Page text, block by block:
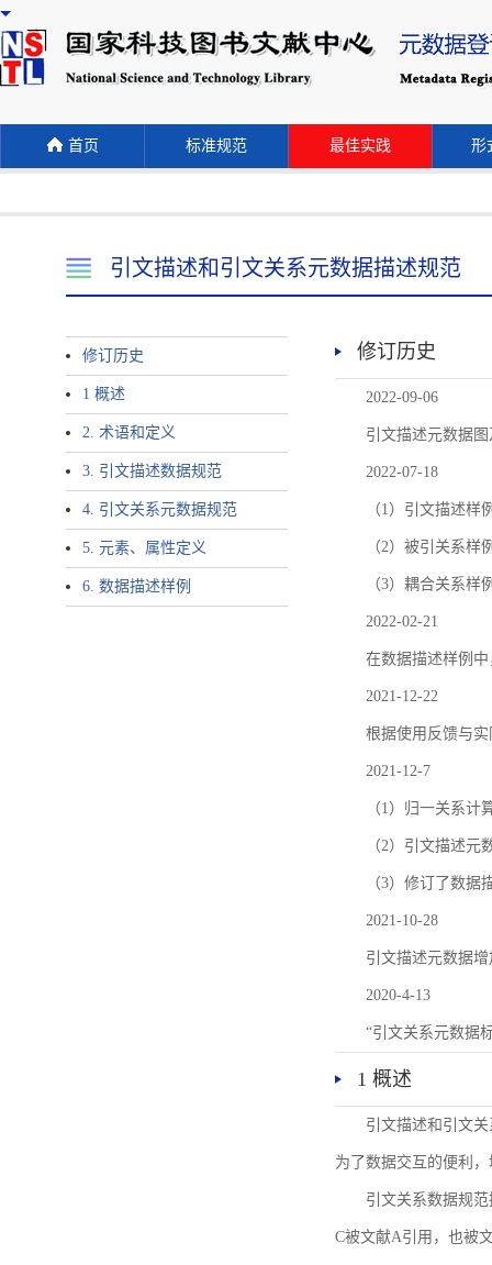
首页 标准规范 最佳实践 形
引文描述和引文关系元数据描述规范
修订历史
1 概述
2. 术语和定义
3. 引文描述数据规范
4. 引文关系元数据规范
5. 元素、属性定义
6. 数据描述样例
修订历史
2022-09-06
引文描述元数据
2022-07-18
（1）引文描述样
（2）被引关系
（3）耦合关系
2022-02-21
在数据描述样例
2021-12-22
根据使用反馈与
2021-12-7
（1）归一关系
（2）引文描述元
（3）修订了数据
2021-10-28
引文描述元数据增
2020-4-13
“引文关系元数据
1 概述
引文描述和引文
为了数据交互的便利
引文关系数据规
C被文献A引用，也被